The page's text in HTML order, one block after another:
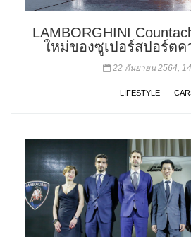
LAMBORGHINI
ใหม่ของซูเปอร์สปอร์ต
22 กันยายน 2564,
LIFESTYLE